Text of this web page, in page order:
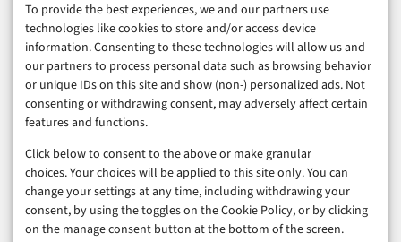
To provide the best experiences, we and our partners use
technologies like cookies to store and/or access device
information. Consenting to these technologies will allow us and
our partners to process personal data such as browsing behavior
or unique IDs on this site and show (non-) personalized ads. Not
consenting or withdrawing consent, may adversely affect certain
features and functions.
Click below to consent to the above or make granular
choices. Your choices will be applied to this site only. You can
change your settings at any time, including withdrawing your
consent, by using the toggles on the Cookie Policy, or by clicking
on the manage consent button at the bottom of the screen.
Business & Karriere
Sicherheit & Recht
Digitalisierung
Marketing
Magazin
Unsere Redaktion
Werbeformate & Media Kit
Rechtliches